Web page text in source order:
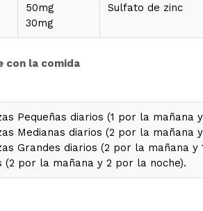
50mg
30mg
Sulfato de zinc
con la comida
Pequeñas diarios (1 por la mañana
Medianas diarios (2 por la mañana
Grandes diarios (2 por la mañana y
por la mañana y 2 por la noche).